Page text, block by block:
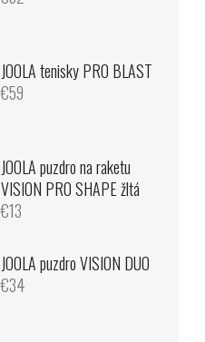
JOOLA tenisky PRO BLAST
€59
JOOLA puzdro na raketu
VISION PRO SHAPE žltá
€13
JOOLA puzdro VISION DUO
€34